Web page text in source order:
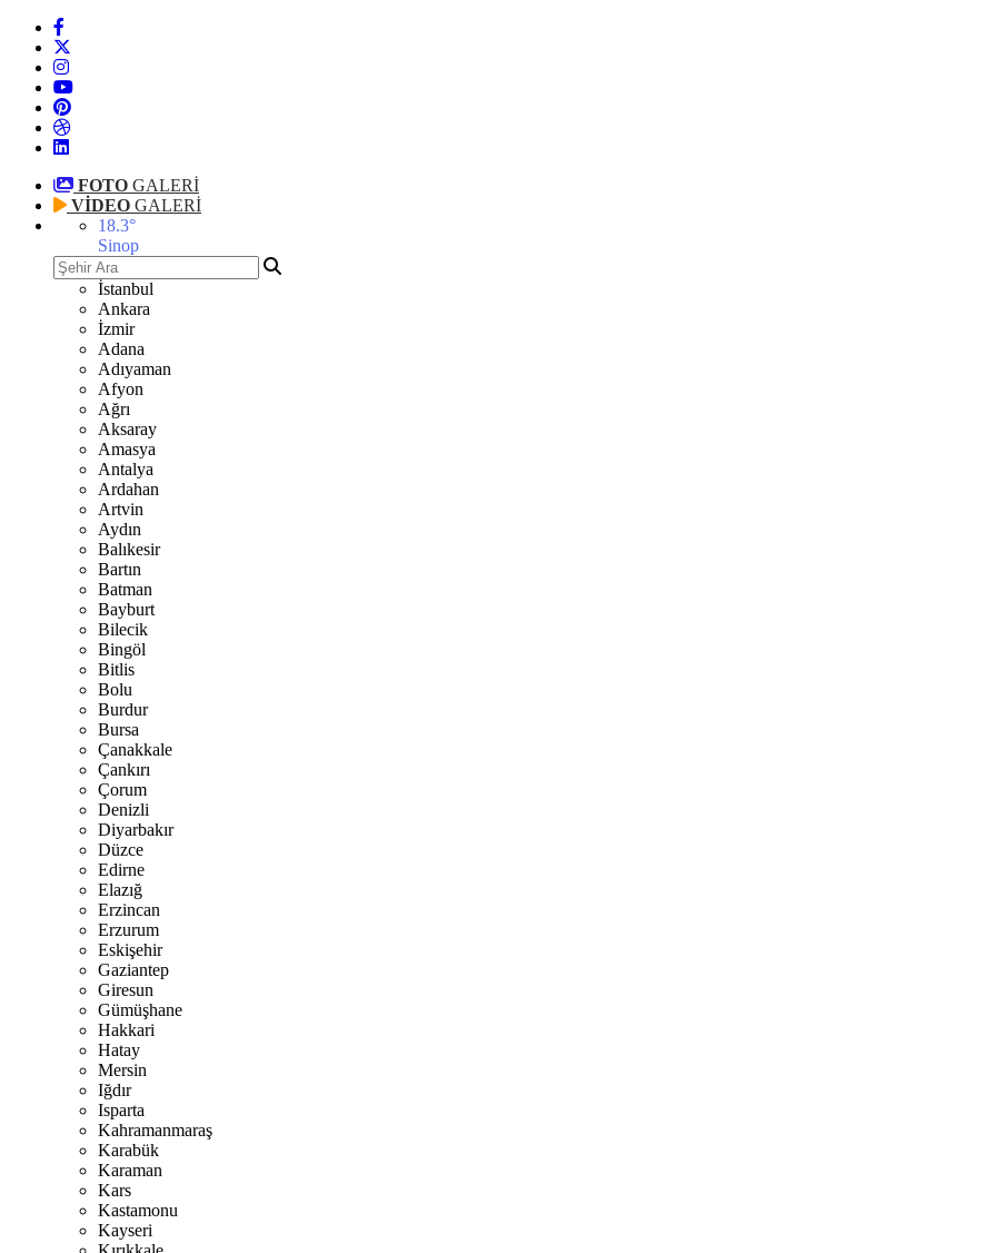
FOTO GALERİ
VİDEO GALERİ
18.3°
Sinop
İstanbul
Ankara
İzmir
Adana
Adıyaman
Afyon
Ağrı
Aksaray
Amasya
Antalya
Ardahan
Artvin
Aydın
Balıkesir
Bartın
Batman
Bayburt
Bilecik
Bingöl
Bitlis
Bolu
Burdur
Bursa
Çanakkale
Çankırı
Çorum
Denizli
Diyarbakır
Düzce
Edirne
Elazığ
Erzincan
Erzurum
Eskişehir
Gaziantep
Giresun
Gümüşhane
Hakkari
Hatay
Mersin
Iğdır
Isparta
Kahramanmaraş
Karabük
Karaman
Kars
Kastamonu
Kayseri